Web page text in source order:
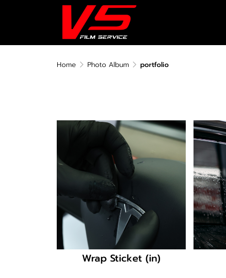
Home Photo Album portfolio
Wrap Sticket (in)